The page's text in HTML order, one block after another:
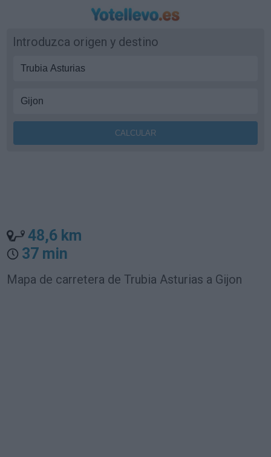
Introduzca origen y destino
48,6 km
37 min
Mapa de carretera de Trubia Asturias a Gijon